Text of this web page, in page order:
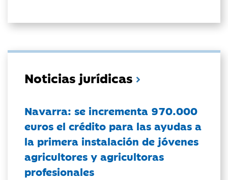
Noticias jurídicas
Navarra: se incrementa 970.000
euros el crédito para las ayudas a
la primera instalación de jóvenes
agricultores y agricultoras
profesionales